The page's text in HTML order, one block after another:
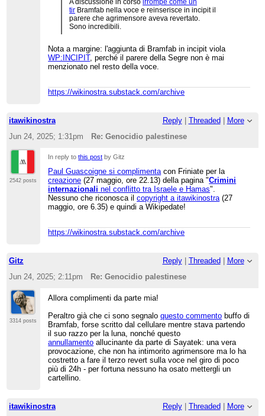
A discussione in corso irrompe come un
tir Bramfab nella voce e reinserisce in incipit il
parere che agrimensore aveva revertato.
Sono incredibili.
Nota a margine: l'aggiunta di Bramfab in incipit viola
WP:INCIPIT, perché il parere della Segre non è mai
menzionato nel resto della voce.
https://wikinostra.substack.com/archive
itawikinostra Reply| Threaded
More
Jun 24, 2025; 1:31pm
Re: Genocidio palestinese
2542 posts
In reply tothis post by Gitz
Paul Guascoigne si complimenta con Friniate per la
creazione (27 maggio, ore 22.13) della pagina "Crimini
internazionali nel conflitto tra Israele e Hamas".
Nessuno che riconosca ilcopyright a itawikinostra (27
maggio, ore 6.35) e quindi a Wikipedate!
https://wikinostra.substack.com/archive
Gitz Reply| Threaded
More
Jun 24, 2025; 2:11pm
Re: Genocidio palestinese
3314 posts
Allora complimenti da parte mia!
Peraltro già che ci sono segnaloquesto commento buffo di
Bramfab, forse scritto dal cellulare mentre stava partendo
il suo razzo per la luna, nonché questo
annullamento allucinante da parte di Sayatek: una vera
provocazione, che non ha intimorito agrimensore ma lo ha
costretto a fare il terzo revert sulla voce nel giro di poco
più di 24h - per fortuna nessuno ha osato mettergli un
cartellino.
itawikinostra Reply| Threaded
More